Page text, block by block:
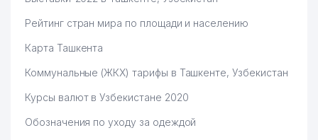
Рейтинг стран мира по площади и населению
Карта Ташкента
Коммунальные (ЖКХ) тарифы в Ташкенте, Узбекистан
Курсы валют в Узбекистане 2020
Обозначения по уходу за одеждой